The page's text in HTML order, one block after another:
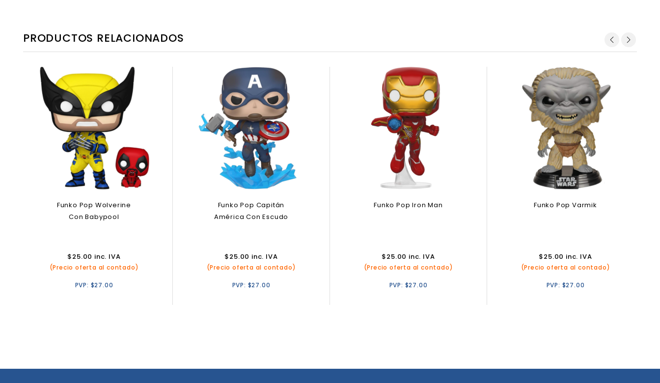
PRODUCTOS RELACIONADOS
Funko Pop Wolverine
Con Babypool
$25.00 inc. IVA
(Precio oferta al contado)
PVP: $27.00
Funko Pop Capitán
América Con Escudo
$25.00 inc. IVA
(Precio oferta al contado)
PVP: $27.00
Funko Pop Iron Man
$25.00 inc. IVA
(Precio oferta al contado)
PVP: $27.00
Funko Pop Varmik
$25.00 inc. IVA
(Precio oferta al contado)
PVP: $27.00